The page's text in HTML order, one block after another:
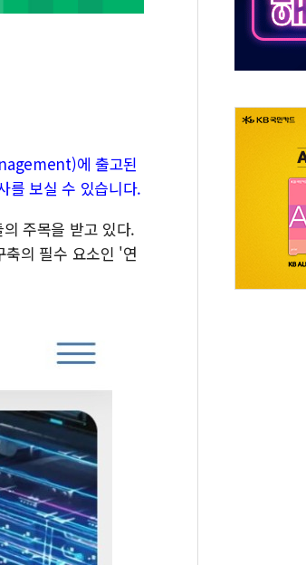
산 2차 회의' 주재… "전폭적 공급 확대·속도전 총력"
에 출고된
를 보실 수 있습니다.
주목을 받고 있다.
의 필수 요소인 '연